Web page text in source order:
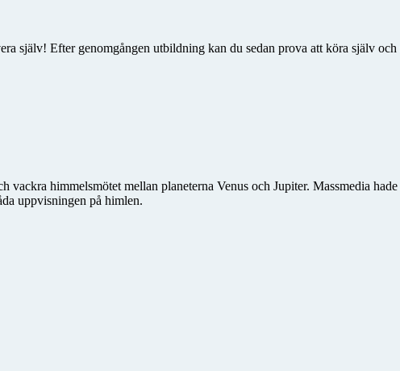
själv! Efter genomgången utbildning kan du sedan prova att köra själv
himmelsmötet mellan planeterna Venus och Jupiter. Massmedia
uppvisningen på himlen.